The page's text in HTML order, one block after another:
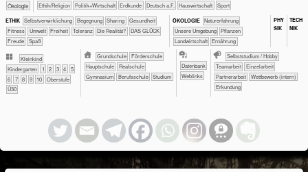
​​​​​​​Ökologie ​​​​​​​​​​Ethik/​Religion ​​​​​​​​​Politik+​Wirtschaft ​​​​​Erdkunde ​​​Deutsch a.F. ​Haus­wirtschaft Sport
ETHIK ​​​​​​​​​​​​​​​​​​​​​​​​​​​​​​​​​​​​​​​​Selbst­verwirklichung ​​​​​​​​​​​​Begegnung ​​​​​​​​​​Sharing
​​​​​​Gesundheit
​​​​​Fitness
​​​​​Umwelt ​​​Freiheit ​​​Toleranz ​Die Realität?
DAS GLÜCK
Freude
Spaß
ÖKO​LOGIE
​​​​​​​​​​​​​Naturerfahrung
​​​​​​​​​​​​​Unsere Umgebung ​​​​​​​​​Pflanzen
​​​​​Landwirtschaft ​​​​Ernährung
PHY​
SIK
TECH​
NIK
​​​​Kleinkind
​​​Kinder­garten
​​1 ​​2 ​​3 ​​4
​​5
​​6
​​7 ​​8 ​​9 ​10
Oberstufe
Ü30
​​​Grundschule
​​Förderschule
​​Hauptschule
​​Realschule
​Gymnasium
Berufsschule Studium
Datenbank
Weblinks
​​​​​​​​​​​​​​​​​​Selbststudium / Hobby
​​​​​​​​​​​​​​​​​​​​​​​​​​​​​​​​​​​​​​​​​​​​​​​​​​​​​​​​​​​​​​​​​​​​​​Teamarbeit
​​​​​​​​​​​​​​​​​Einzelarbeit
​​​​​​​​​​​​​​​​​Partnerarbeit
​​​​​​​​​​​Wettbewerb (intern)
​​​​​​Erkundung